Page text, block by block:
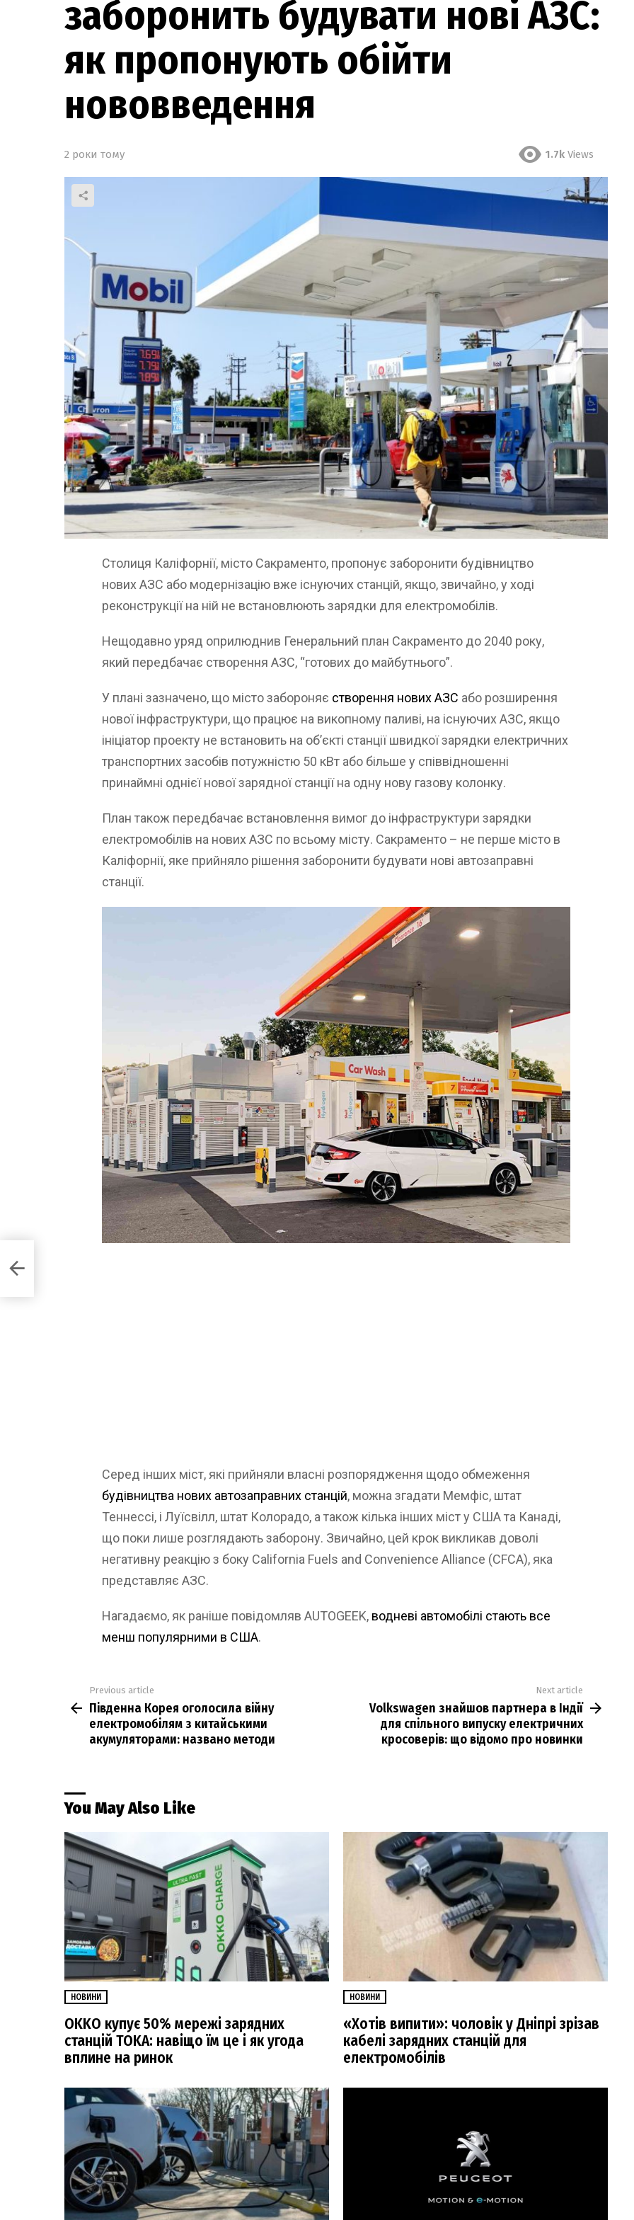
заборонить будувати нові АЗС:
як пропонують обійти
нововведення
2 роки тому 1.7k Views
Столиця Каліфорнії, місто Сакраменто, пропонує заборонити будівництво
нових АЗС або модернізацію вже існуючих станцій, якщо, звичайно, у ході
реконструкції на ній не встановлюють зарядки для електромобілів.
Нещодавно уряд оприлюднив Генеральний план Сакраменто до 2040 року,
який передбачає створення АЗС, “готових до майбутнього”.
У плані зазначено, що місто забороняє створення нових АЗС або розширення
нової інфраструктури, що працює на викопному паливі, на існуючих АЗС, якщо
ініціатор проекту не встановить на об’єкті станції швидкої зарядки електричних
транспортних засобів потужністю 50 кВт або більше у співвідношенні
принаймні однієї нової зарядної станції на одну нову газову колонку.
План також передбачає встановлення вимог до інфраструктури зарядки
електромобілів на нових АЗС по всьому місту. Сакраменто – не перше місто в
Каліфорнії, яке прийняло рішення заборонити будувати нові автозаправні
станції.
Серед інших міст, які прийняли власні розпорядження щодо обмеження
будівництва нових автозаправних станцій, можна згадати Мемфіс, штат
Теннессі, і Луїсвілл, штат Колорадо, а також кілька інших міст у США та Канаді,
що поки лише розглядають заборону. Звичайно, цей крок викликав доволі
негативну реакцію з боку California Fuels and Convenience Alliance (CFCA), яка
представляє АЗС.
Нагадаємо, як раніше повідомляв AUTOGEEK, водневі автомобілі стають все
менш популярними в США.
more
Previous article
Південна Корея оголосила війну
електромобілям з китайськими
акумуляторами: названо методи
Next article
Volkswagen знайшов партнера в Індії
для спільного випуску електричних
кросоверів: що відомо про новинки
You May Also Like
НОВИНИ
OKKO купує 50% мережі зарядних
станцій TOKA: навіщо їм це і як угода
вплине на ринок
НОВИНИ
«Хотів випити»: чоловік у Дніпрі зрізав
кабелі зарядних станцій для
електромобілів